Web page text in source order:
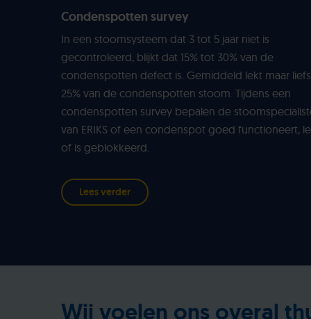
Condenspotten survey
In een stoomsysteem dat 3 tot 5 jaar niet is
gecontroleerd, blijkt dat 15% tot 30% van de
condenspotten defect is. Gemiddeld lekt maar
25% van de condenspotten stoom. Tijdens een
condenspotten survey bepalen de
van ERIKS of een condenspot goed functioneert,
of is geblokkeerd.
Lees verder
Wij voelen ons overal